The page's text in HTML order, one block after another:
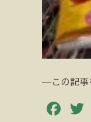
―この記事